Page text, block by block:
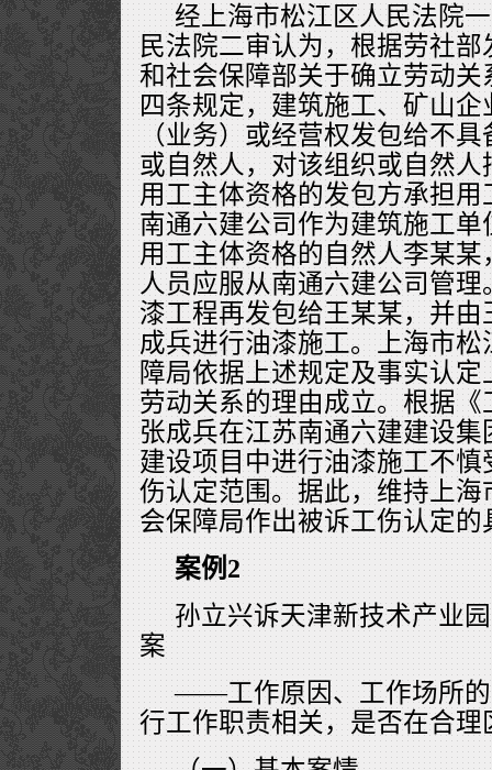
经上海市松江区人民法院
民法院二审认为，根据劳社部
和社会保障部关于确立劳动
四条规定，建筑施工、矿山
（业务）或经营权发包给不
或自然人，对该组织或自然
用工主体资格的发包方承担
南通六建公司作为建筑施工
用工主体资格的自然人李某
人员应服从南通六建公司管
漆工程再发包给王某某，并
成兵进行油漆施工。上海市
障局依据上述规定及事实认
劳动关系的理由成立。根据
张成兵在江苏南通六建建设
建设项目中进行油漆施工不
伤认定范围。据此，维持上
会保障局作出被诉工伤认定的
案例2
孙立兴诉天津新技术产业
案
——工作原因、工作场所的
行工作职责相关，是否在合理